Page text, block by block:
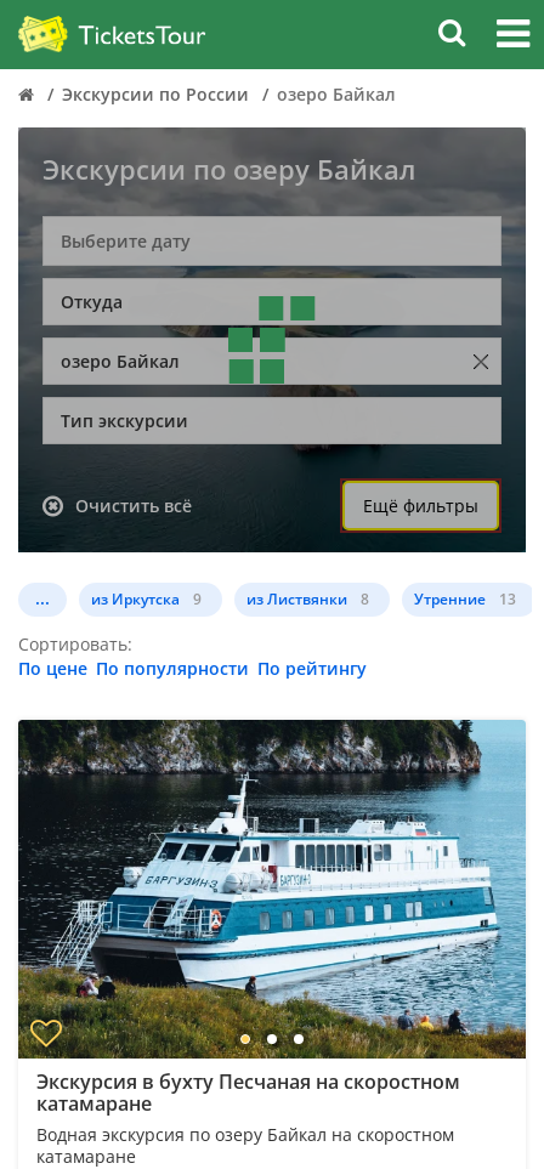
Экскурсии по России озеро Байкал
Экскурсии по озеру Байкал
Откуда
озеро Байкал
Тип экскурсии
Очистить всё Ещё фильтры
... из Иркутска 9 из Листвянки 8 Утренние 13
Сортировать:
По цене По популярности По рейтингу
Экскурсия в бухту Песчаная на скоростном
катамаране
Водная экскурсия по озеру Байкал на скоростном
катамаране